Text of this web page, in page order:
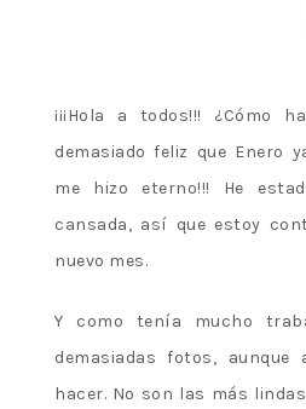
¡¡¡Hola a todos!!! ¿Cómo
demasiado feliz que Enero
me hizo eterno!!! He
cansada, así que estoy
nuevo mes.
Y como tenía mucho
demasiadas fotos,
hacer. No son las más